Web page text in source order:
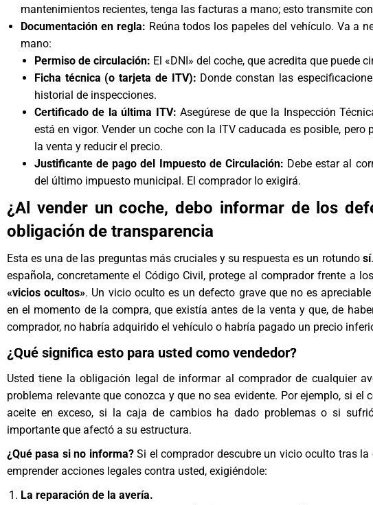
mantenimientos recientes, tenga las facturas a mano; esto transmite
Documentación en regla: Reúna todos los papeles del vehículo. Va a
mano:
Permiso de circulación: El «DNI» del coche, que acredita que puede
Ficha técnica (o tarjeta de ITV): Donde constan las
historial de inspecciones.
Certificado de la última ITV: Asegúrese de que la Inspección
está en vigor. Vender un coche con la ITV caducada es posible, pero
la venta y reducir el precio.
Justificante de pago del Impuesto de Circulación: Debe estar al
del último impuesto municipal. El comprador lo exigirá.
¿Al vender un coche, debo informar de los
obligación de transparencia
Esta es una de las preguntas más cruciales y su respuesta es un rotundo sí
española, concretamente el Código Civil, protege al comprador frente a
«vicios ocultos». Un vicio oculto es un defecto grave que no es
en el momento de la compra, que existía antes de la venta y que, de
comprador, no habría adquirido el vehículo o habría pagado un precio
¿Qué significa esto para usted como vendedor?
Usted tiene la obligación legal de informar al comprador de cualquier
problema relevante que conozca y que no sea evidente. Por ejemplo, si el
aceite en exceso, si la caja de cambios ha dado problemas o si
importante que afectó a su estructura.
¿Qué pasa si no informa?Si el comprador descubre un vicio oculto tras la
emprender acciones legales contra usted, exigiéndole:
La reparación de la avería.